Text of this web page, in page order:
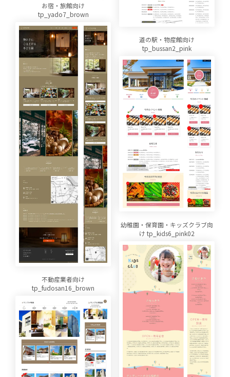
お宿・旅館向け
tp_yado7_brown
道の駅・物産館向け
tp_bussan2_pink
幼稚園・保育園・キッズクラブ向
け tp_kids6_pink02
不動産業者向け
tp_fudosan16_brown